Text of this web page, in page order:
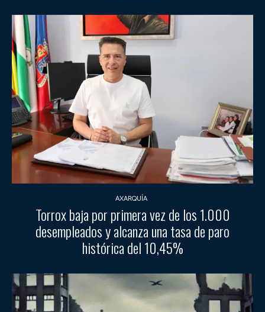
AXARQUÍA
Torrox baja por primera vez de los 1.000
desempleados y alcanza una tasa de paro
histórica del 10,45%